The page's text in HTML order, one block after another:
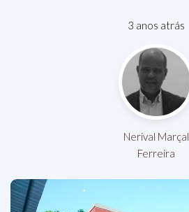
3 anos atrás
Nerival Marçal
Ferreira